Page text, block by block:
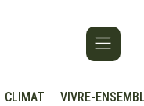
CLIMAT VIVRE-